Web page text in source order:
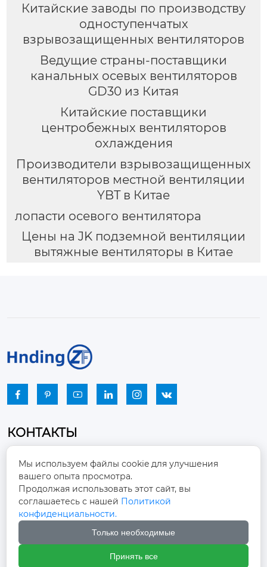
Китайские заводы по производству
одноступенчатых
взрывозащищенных вентиляторов
Ведущие страны-поставщики
канальных осевых вентиляторов
GD30 из Китая
Китайские поставщики
центробежных вентиляторов
охлаждения
Производители взрывозащищенных
вентиляторов местной вентиляции
YBT в Китае
лопасти осевого вентилятора
Цены на JK подземной вентиляции
вытяжные вентиляторы в Китае
     
КОНТАКТЫ

Промышленный парк, город Наньцзяо,
район Чжоуцунь, город Цзыбо, провинция
Шаньдун
winston-xu@hengdingfan.com
+86-13806434669
Мы используем файлы cookie для улучшения
вашего опыта просмотра.
Продолжая использовать этот сайт, вы
соглашаетесь с нашей Политикой
конфиденциальности.
Только необходимые
Принять все